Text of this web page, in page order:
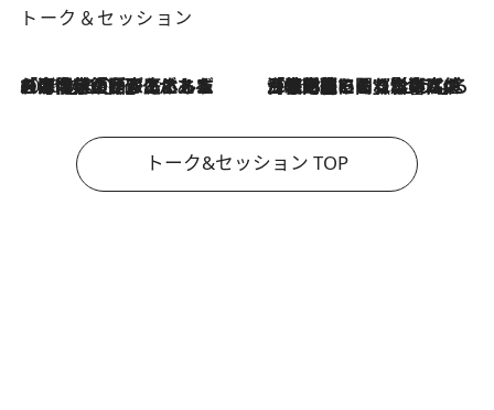
トーク＆セッション
2026.8.3
「今後値上げがあるとすれば…」「リスクがあるのは今年の冬」エネルギー専門家が語る、ホルムズ海峡封鎖が家庭にもたらす“ある心配” 2026.8.3
「住宅建てられない…」「サーチャージ料の高値が続いている」ホルムズ海峡封鎖による影響はいつまで続く？《エネルギー専門家に聞く“どうなる日本の暮らし”》
トーク&セッション TOP